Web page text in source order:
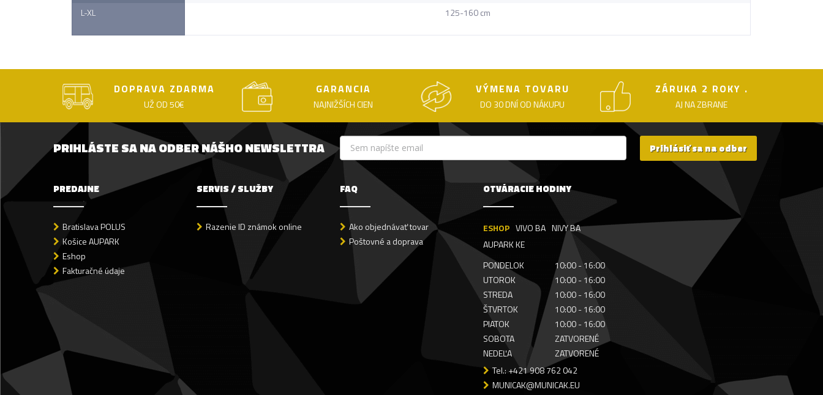
L-XL
125-160 cm
DOPRAVA ZDARMA
UŽ OD 50€
GARANCIA
NAJNIŽŠÍCH CIEN
VÝMENA TOVARU
DO 30 DNÍ OD NÁKUPU
ZÁRUKA 2 ROKY .
AJ NA ZBRANE
PRIHLÁSTE SA NA ODBER NÁŠHO NEWSLETTRA Prihlásiť sa na odber
PREDAJNE
Bratislava POLUS
Košice AUPARK
Eshop
Fakturačné údaje
SERVIS / SLUŽBY
Razenie ID známok online
FAQ
Ako objednávať tovar
Poštovné a doprava
OTVÁRACIE HODINY
ESHOP VIVO BA NIVY BA
AUPARK KE
PONDELOK
10:00 - 16:00
UTOROK
10:00 - 16:00
STREDA
10:00 - 16:00
ŠTVRTOK
10:00 - 16:00
PIATOK
10:00 - 16:00
SOBOTA
ZATVORENÉ
NEDEĽA
ZATVORENÉ
Tel.: +421 908 762 042
MUNICAK@MUNICAK.EU